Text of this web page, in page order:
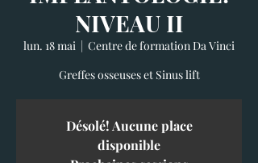
NIVEAU II
lun. 18 mai
  |
Centre de formation Da Vinci
Greffes osseuses et Sinus lift
Désolé! Aucune place
disponible